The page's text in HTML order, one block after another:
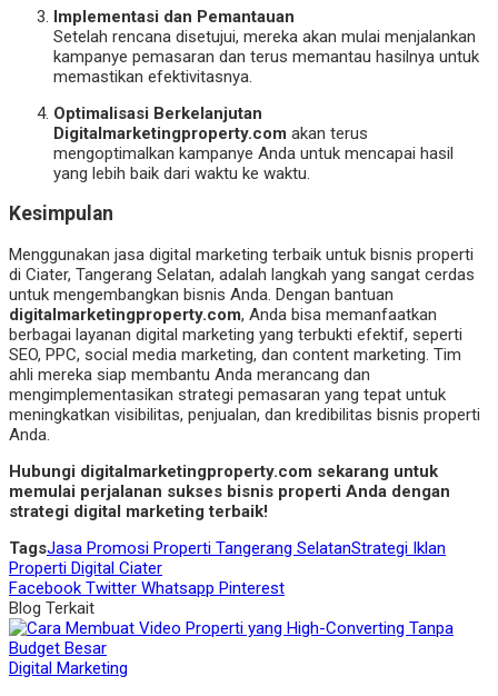
Implementasi dan Pemantauan
Setelah rencana disetujui, mereka akan mulai menjalankan
kampanye pemasaran dan terus memantau hasilnya untuk
memastikan efektivitasnya.
Optimalisasi Berkelanjutan
Digitalmarketingproperty.com akan terus
mengoptimalkan kampanye Anda untuk mencapai hasil
yang lebih baik dari waktu ke waktu.
Kesimpulan
Menggunakan jasa digital marketing terbaik untuk bisnis properti
di Ciater, Tangerang Selatan, adalah langkah yang sangat cerdas
untuk mengembangkan bisnis Anda. Dengan bantuan
digitalmarketingproperty.com, Anda bisa memanfaatkan
berbagai layanan digital marketing yang terbukti efektif, seperti
SEO, PPC, social media marketing, dan content marketing. Tim
ahli mereka siap membantu Anda merancang dan
mengimplementasikan strategi pemasaran yang tepat untuk
meningkatkan visibilitas, penjualan, dan kredibilitas bisnis properti
Anda.
Hubungi digitalmarketingproperty.com sekarang untuk
memulai perjalanan sukses bisnis properti Anda dengan
strategi digital marketing terbaik!
TagsJasa Promosi Properti Tangerang SelatanStrategi Iklan
Properti Digital Ciater
Facebook Twitter Whatsapp Pinterest
Blog Terkait
Digital Marketing